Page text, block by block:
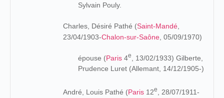
Sylvain Pouly.
Charles, Désiré Pathé (Saint-Mandé
23/04/1903-Chalon-sur-Saône , 05/09/1970)
épouse (Paris 4e
, 13/02/1933) Gilberte,
Prudence Luret (Allemant, 14/12/1905-)
André, Louis Pathé (Paris 12e
, 28/07/1911-